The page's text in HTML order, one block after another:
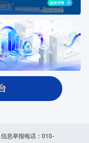
息举报电话：010-